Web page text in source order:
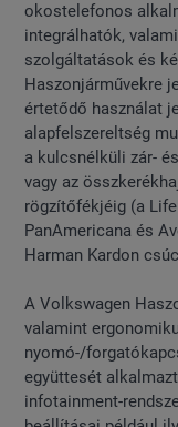
okostelefonos
integrálhatók,
szolgáltatások és
Haszonjárművekre
értetődő használat
alapfelszereltség
a kulcsnélküli zár-
vagy az
rögzítőfékjéig (a
PanAmericana és
Harman Kardon
A Volkswagen
valamint
nyomó-/
együttesét
infotainment-